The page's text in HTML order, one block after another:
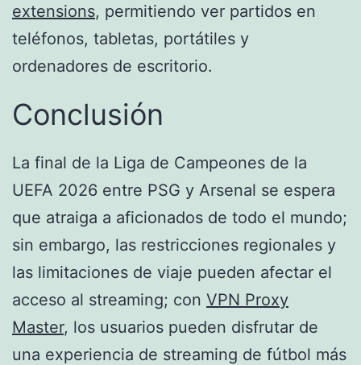
extensions, permitiendo ver partidos en
teléfonos, tabletas, portátiles y
ordenadores de escritorio.
Conclusión
La final de la Liga de Campeones de la
UEFA 2026 entre PSG y Arsenal se espera
que atraiga a aficionados de todo el mundo;
sin embargo, las restricciones regionales y
las limitaciones de viaje pueden afectar el
acceso al streaming; con VPN Proxy
Master, los usuarios pueden disfrutar de
una experiencia de streaming de fútbol más